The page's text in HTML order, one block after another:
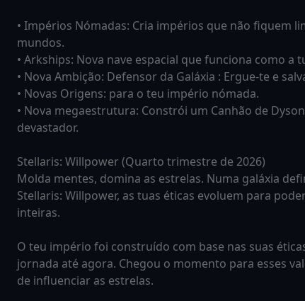
• Impérios Nómadas: Cria impérios que não fiquem
mundos.
• Arkships: Nova nave espacial que funciona como a
• Nova Ambição: Defensor da Galáxia : Ergue-te e
• Novas Origens: para o teu império nómada.
• Nova megaestrutura: Constrói um Canhão de
devastador.
Stellaris: Willpower (Quarto trimestre de 2026)
Molda mentes, domina as estrelas. Numa galáxia
Stellaris: Willpower, as tuas éticas evoluem para
inteiras.
O teu império foi construído com base nas suas
jornada até agora. Chegou o momento para esses
de influenciar as estrelas.